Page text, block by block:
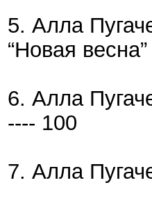
5. Алла
“Новая
6. Алла
---- 100
7. Алла